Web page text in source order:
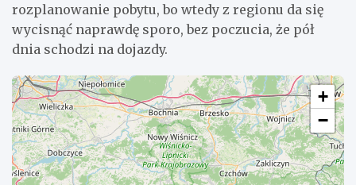
rozplanowanie pobytu, bo wtedy z regionu da się
wycisnąć naprawdę sporo, bez poczucia, że pół
dnia schodzi na dojazdy.
+
−